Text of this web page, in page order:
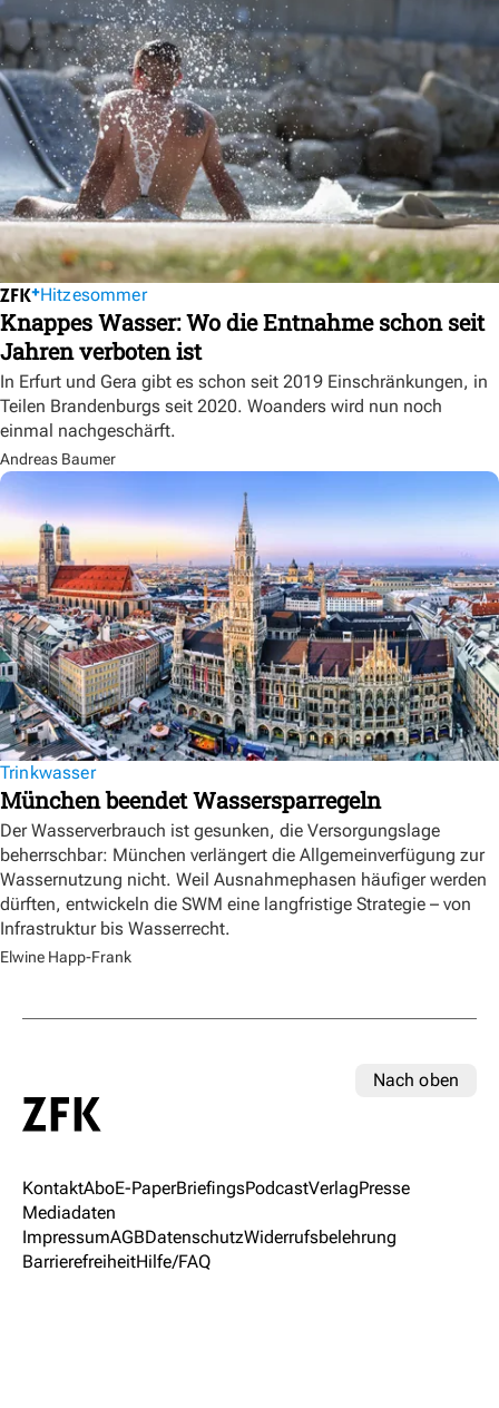
Hitzesommer
Knappes Wasser: Wo die Entnahme schon seit
Jahren verboten ist
In Erfurt und Gera gibt es schon seit 2019 Einschränkungen, in
Teilen Brandenburgs seit 2020. Woanders wird nun noch
einmal nachgeschärft.
Andreas Baumer
Trinkwasser
München beendet Wassersparregeln
Der Wasserverbrauch ist gesunken, die Versorgungslage
beherrschbar: München verlängert die Allgemeinverfügung zur
Wassernutzung nicht. Weil Ausnahmephasen häufiger werden
dürften, entwickeln die SWM eine langfristige Strategie – von
Infrastruktur bis Wasserrecht.
Elwine Happ-Frank
Nach oben
KontaktAboE-PaperBriefingsPodcastVerlagPresse
Mediadaten
ImpressumAGBDatenschutzWiderrufsbelehrung
BarrierefreiheitHilfe/FAQ